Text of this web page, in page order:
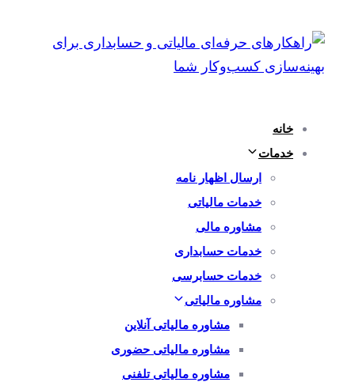
ناوبری
خانه
خدمات
ارسال اظهار نامه
خدمات مالیاتی
مشاوره مالی
خدمات حسابداری
خدمات حسابرسی
مشاوره مالیاتی
مشاوره مالیاتی آنلاین
مشاوره مالیاتی حضوری
مشاوره مالیاتی تلفنی